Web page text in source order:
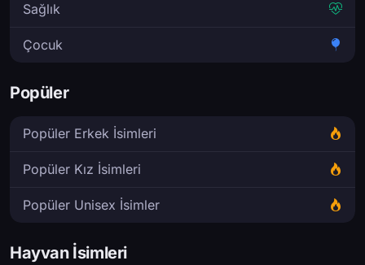
Sağlık
Çocuk
Popüler
Popüler Erkek İsimleri
Popüler Kız İsimleri
Popüler Unisex İsimler
Hayvan İsimleri